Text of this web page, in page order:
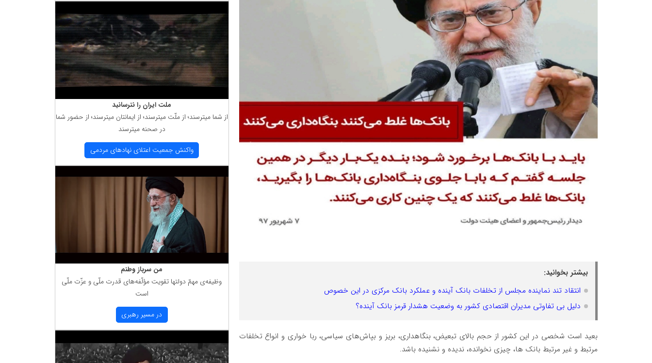
بیشتر بخوانید:
انتقاد تند نماینده مجلس از تخلفات بانک آینده و عملکرد بانک مرکزی در این خصوص
دلیل بی تفاوتی مدیران اقتصادی کشور به وضعیت هشدار قرمز بانک آینده؟
بعید است شخصی در این کشور از حجم بالای تبعیض، بنگاهداری، بریز و بپاش‌های سیاسی، ربا خواری و انواع تخلفات
مرتبط و غیر مرتبط بانک ها، چیزی نخوانده، ندیده و نشنیده باشد.
ملت ایران را نترسانید
از شما میترسند؛ از ملّت میترسند؛ از ایمانتان میترسند؛ از حضور شما
در صحنه میترسند
واكنش جمعیت اعتلای نهادهای مردمی
من سرباز وطنم
وظیفه‌ی مهمّ دولتها تقویت مؤلّفه‌های قدرت ملّی و عزّت ملّی
است
در مسیر رهبری